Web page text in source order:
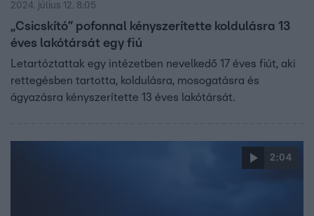
2024. július 12. 8:05
„Csicskító” pofonnal kényszerítette koldulásra 13
éves lakótársát egy fiú
Letartóztattak egy intézetben nevelkedő 17 éves fiút, aki
rettegésben tartotta, koldulásra, mosogatásra és
ágyazásra kényszerítette 13 éves lakótársát.
2:04